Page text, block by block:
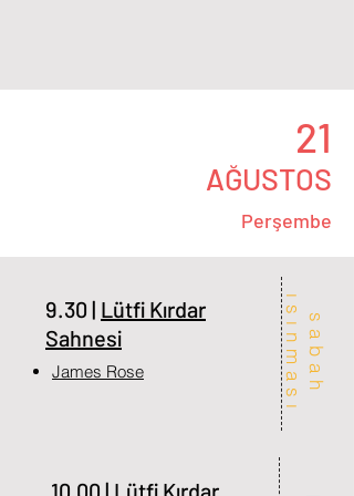
21
AĞUSTOS
Perşembe
9.30 | Lütfi Kırdar
Sahnesi
s
a
b
a
h
ıs
ı
n
m
a
s
ı
James Rose
10.00 | Lütfi Kırdar